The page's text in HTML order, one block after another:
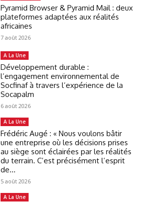
Pyramid Browser & Pyramid Mail : deux
plateformes adaptées aux réalités
africaines
7 août 2026
A La Une
Développement durable :
l’engagement environnemental de
Socfinaf à travers l’expérience de la
Socapalm
6 août 2026
A La Une
Frédéric Augé : « Nous voulons bâtir
une entreprise où les décisions prises
au siège sont éclairées par les réalités
du terrain. C’est précisément l’esprit
de...
5 août 2026
A La Une